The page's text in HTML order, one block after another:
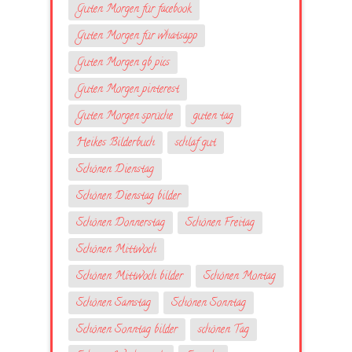
Guten Morgen für facebook
Guten Morgen für whatsapp
Guten Morgen gb pics
Guten Morgen pinterest
Guten Morgen sprüche
guten tag
Heikes Bilderbuch
schlaf gut
Schönen Dienstag
Schönen Dienstag bilder
Schönen Donnerstag
Schönen Freitag
Schönen Mittwoch
Schönen Mittwoch bilder
Schönen Montag
Schönen Samstag
Schönen Sonntag
Schönen Sonntag bilder
schönen Tag